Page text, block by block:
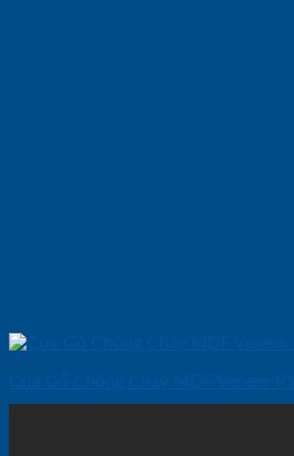
Cửa Gỗ Chống Cháy MDF Veneer